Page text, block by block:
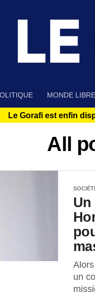
MONDE LIBRE
Le Gorafi est enfin
All
Un
un